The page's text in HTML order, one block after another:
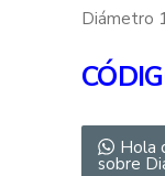
Diámetro
Hola
sobre